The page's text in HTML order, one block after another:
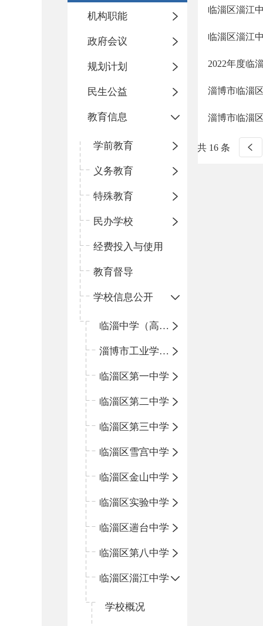
机构职能
政府会议
规划计划
民生公益
教育信息
学前教育
义务教育
特殊教育
民办学校
经费投入与使用
教育督导
学校信息公开
临淄中学（高中）
淄博市工业学校（中职学校）
临淄区第一中学
临淄区第二中学
临淄区第三中学
临淄区雪宫中学
临淄区金山中学
临淄区实验中学
临淄区遄台中学
临淄区第八中学
临淄区淄江中学
学校概况
临淄区淄江
临淄区淄江
2022年度临
淄博市临淄
淄博市临淄
共 16 条